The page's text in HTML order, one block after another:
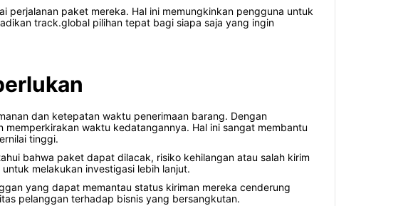
paket mereka. Hal ini memungkinkan pengguna untuk
track.global pilihan tepat bagi siapa saja yang ingin
dan ketepatan waktu penerimaan barang. Dengan
waktu kedatangannya. Hal ini sangat membantu
tinggi.
bahwa paket dapat dilacak, risiko kehilangan atau salah kirim
melakukan investigasi lebih lanjut.
yang dapat memantau status kiriman mereka cenderung
pelanggan terhadap bisnis yang bersangkutan.